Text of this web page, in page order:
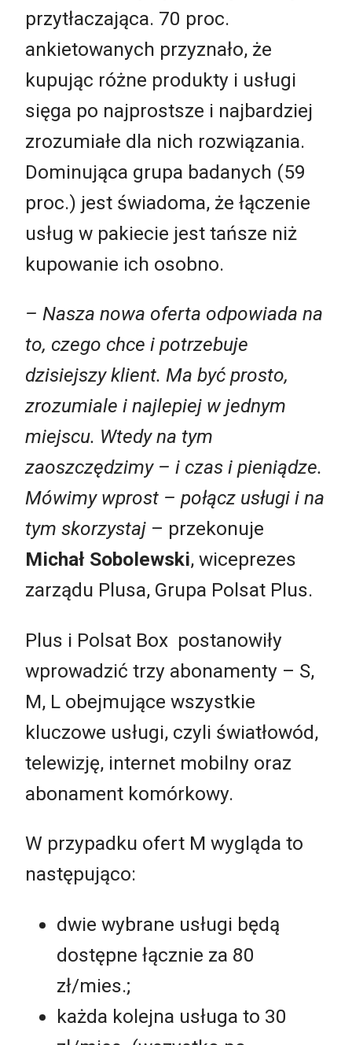
przytłaczająca. 70 proc.
ankietowanych przyznało, że
kupując różne produkty i usługi
sięga po najprostsze i najbardziej
zrozumiałe dla nich rozwiązania.
Dominująca grupa badanych (59
proc.) jest świadoma, że łączenie
usług w pakiecie jest tańsze niż
kupowanie ich osobno.
– Nasza nowa oferta odpowiada na
to, czego chce i potrzebuje
dzisiejszy klient. Ma być prosto,
zrozumiale i najlepiej w jednym
miejscu. Wtedy na tym
zaoszczędzimy – i czas i pieniądze.
Mówimy wprost – połącz usługi i na
tym skorzystaj – przekonuje
Michał Sobolewski, wiceprezes
zarządu Plusa, Grupa Polsat Plus.
Plus i Polsat Box postanowiły
wprowadzić trzy abonamenty – S,
M, L obejmujące wszystkie
kluczowe usługi, czyli światłowód,
telewizję, internet mobilny oraz
abonament komórkowy.
W przypadku ofert M wygląda to
następująco:
dwie wybrane usługi będą
dostępne łącznie za 80
zł/mies.;
każda kolejna usługa to 30